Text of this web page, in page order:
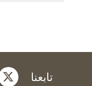
تابعنا